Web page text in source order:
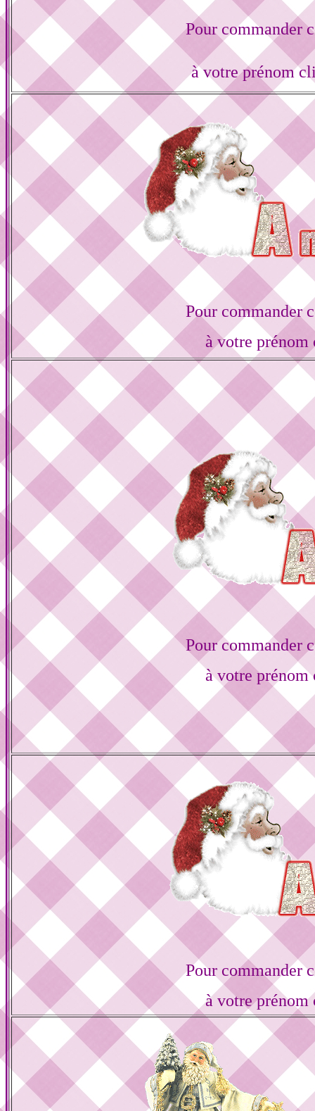
Pour commander
à votre prénom
Pour commander
à votre prénom
Pour commander
à votre prénom
Pour commander
à votre prénom